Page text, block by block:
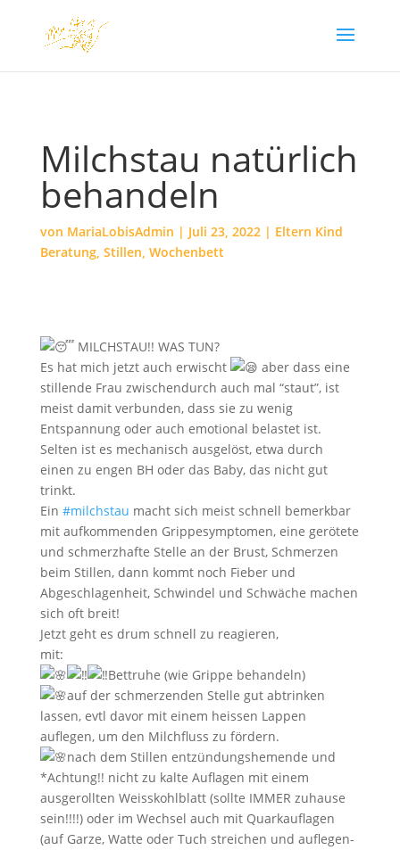
Milchstau natürlich
behandeln
von MariaLobisAdmin | Juli 23, 2022| Eltern Kind
Beratung, Stillen, Wochenbett
MILCHSTAU!! WAS TUN?
Es hat mich jetzt auch erwischt
aber dass eine
stillende Frau zwischendurch auch mal “staut”, ist
meist damit verbunden, dass sie zu wenig
Entspannung oder auch emotional belastet ist.
Selten ist es mechanisch ausgelöst, etwa durch
einen zu engen BH oder das Baby, das nicht gut
trinkt.
Ein #milchstau macht sich meist schnell bemerkbar
mit aufkommenden Grippesymptomen, eine gerötete
und schmerzhafte Stelle an der Brust, Schmerzen
beim Stillen, dann kommt noch Fieber und
Abgeschlagenheit, Schwindel und Schwäche machen
sich oft breit!
Jetzt geht es drum schnell zu reagieren,
mit:
Bettruhe (wie Grippe behandeln)
auf der schmerzenden Stelle gut abtrinken
lassen, evtl davor mit einem heissen Lappen
auflegen, um den Milchfluss zu fördern.
nach dem Stillen entzündungshemende und
*Achtung!! nicht zu kalte Auflagen mit einem
ausgerollten Weisskohlblatt (sollte IMMER zuhause
sein!!!!) oder im Wechsel auch mit Quarkauflagen
(auf Garze, Watte oder Tuch streichen und auflegen-